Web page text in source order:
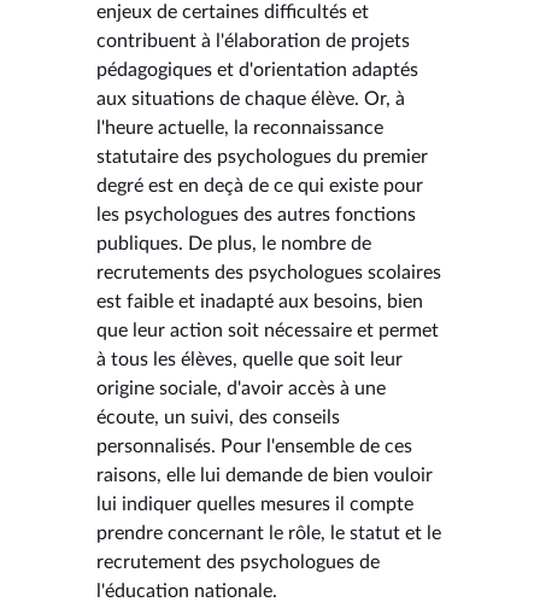
enjeux de certaines difficultés et
contribuent à l'élaboration de projets
pédagogiques et d'orientation adaptés
aux situations de chaque élève. Or, à
l'heure actuelle, la reconnaissance
statutaire des psychologues du premier
degré est en deçà de ce qui existe pour
les psychologues des autres fonctions
publiques. De plus, le nombre de
recrutements des psychologues scolaires
est faible et inadapté aux besoins, bien
que leur action soit nécessaire et permet
à tous les élèves, quelle que soit leur
origine sociale, d'avoir accès à une
écoute, un suivi, des conseils
personnalisés. Pour l'ensemble de ces
raisons, elle lui demande de bien vouloir
lui indiquer quelles mesures il compte
prendre concernant le rôle, le statut et le
recrutement des psychologues de
l'éducation nationale.